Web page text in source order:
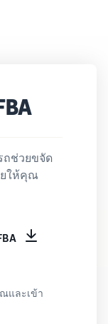
ถช่วยขจัด
ให้คุณ
และเข้า